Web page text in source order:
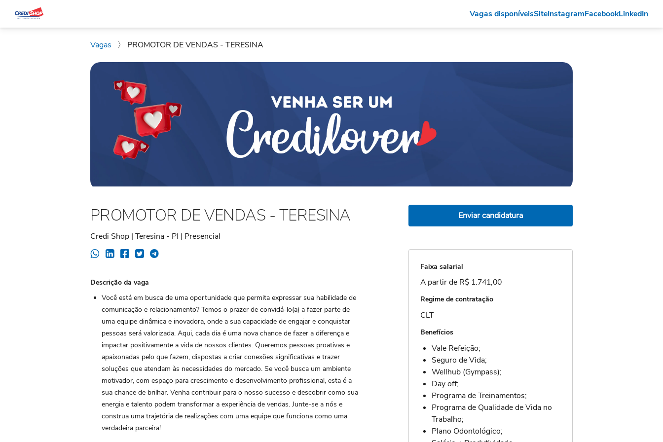
Vagas disponíveisSiteInstagramFacebookLinkedIn
Vagas 〉 PROMOTOR DE VENDAS - TERESINA
PROMOTOR DE VENDAS - TERESINA
Credi Shop | Teresina - PI | Presencial
Descrição da vaga
Você está em busca de uma oportunidade que permita expressar sua habilidade de
comunicação e relacionamento? Temos o prazer de convidá-lo(a) a fazer parte de
uma equipe dinâmica e inovadora, onde a sua capacidade de engajar e conquistar
pessoas será valorizada. Aqui, cada dia é uma nova chance de fazer a diferença e
impactar positivamente a vida de nossos clientes. Queremos pessoas proativas e
apaixonadas pelo que fazem, dispostas a criar conexões significativas e trazer
soluções que atendam às necessidades do mercado. Se você busca um ambiente
motivador, com espaço para crescimento e desenvolvimento profissional, esta é a
sua chance de brilhar. Venha contribuir para o nosso sucesso e descobrir como sua
energia e talento podem transformar a experiência de vendas. Junte-se a nós e
construa uma trajetória de realizações com uma equipe que funciona como uma
verdadeira parceira!
Enviar candidatura
Faixa salarial
A partir de R$ 1.741,00
Regime de contratação
CLT
Benefícios
Vale Refeição;
Seguro de Vida;
Wellhub (Gympass);
Day off;
Programa de Treinamentos;
Programa de Qualidade de Vida no
Trabalho;
​Plano Odontológico;